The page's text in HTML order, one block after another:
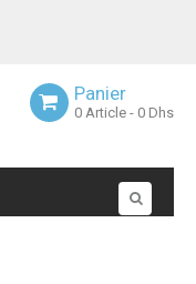
Panier
0 Article - 0 Dhs